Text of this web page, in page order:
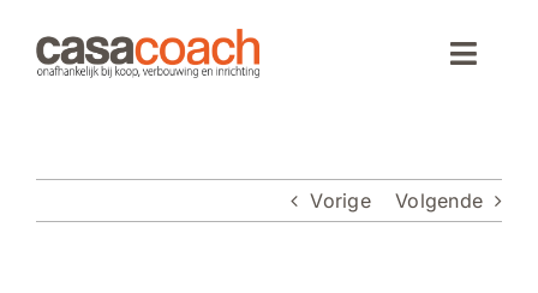
naar
inhoud
Toggle
Vorige Volgende